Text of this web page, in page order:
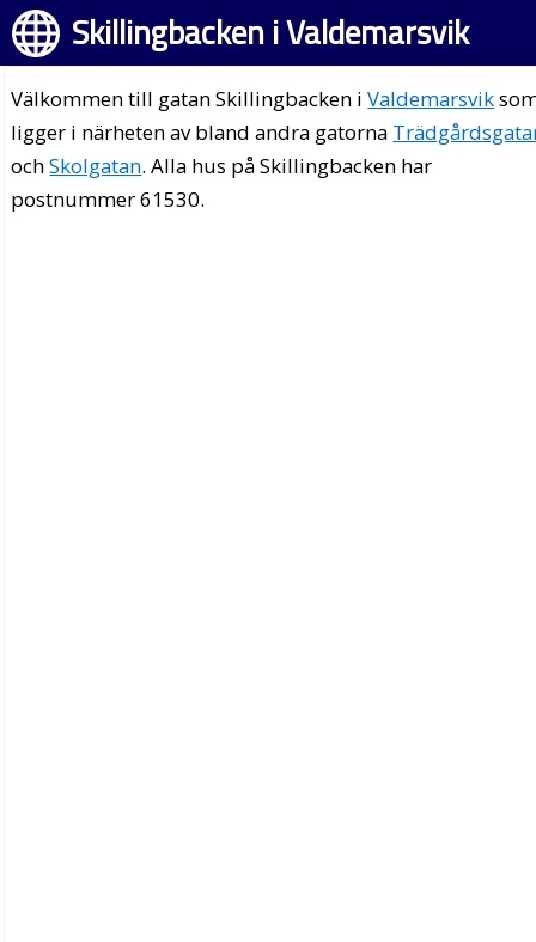
Skillingbacken i Valdemarsvik
Välkommen till gatan Skillingbacken iValdemarsvik
ligger i närheten av bland andra gatorna
ochSkolgatan. Alla hus på Skillingbacken har
postnummer 61530.